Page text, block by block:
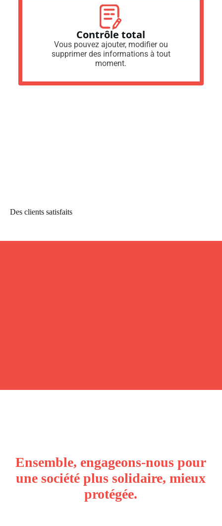
Contrôle total
Vous pouvez ajouter, modifier ou
supprimer des informations à tout
moment.
Des clients satisfaits
Ensemble, engageons-nous pour
une société plus solidaire, mieux
protégée.